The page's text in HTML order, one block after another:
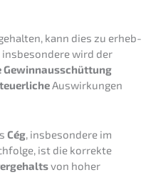
kann dies zu erheb­
wird der
Gewinn­aus­schüt­tung
Auswir­kun­gen
Cég , insbe­son­de­re im
ist die korrek­te
von hoher